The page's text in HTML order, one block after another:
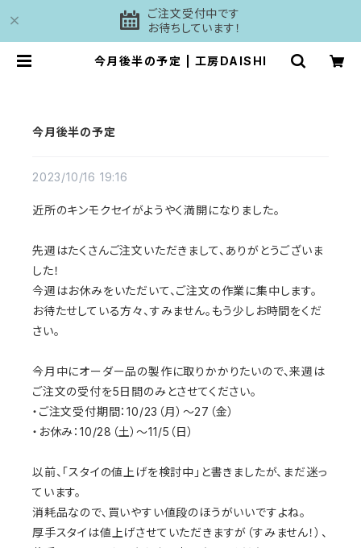
ご注文受付中です
お待ちしています！
今月後半の予定 | 工房DAISHI
今月後半の予定
2023/10/16 19:16
近所のキンモクセイがようやく満開になりました。
先週はたくさんご注文いただきまして、ありがとうございま
した！
今週はお休みをいただいて、ご注文の作業に集中します。
お待たせしている方々、すみません。もう少しお時間をくだ
さい。
今月中にオーダー品の製作に取りかかりたいので、来週は
ご注文の受付を5日間のみとさせてください。
・ご注文受付期間：10/23（月）〜27（金）
・お休み：10/28（土）〜11/5（日）
以前、「スタイの値上げを検討中」と書きましたが、まだ迷っ
ています。
消耗品なので、買いやすい値段のほうがいいですよね。
厚手スタイは値上げさせていただきますが（すみません！）、